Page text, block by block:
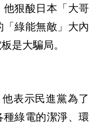
狠酸日本「大哥
綠能無敵」大內
是大騙局。
他表示民進黨為了
綠電的潔淨、環